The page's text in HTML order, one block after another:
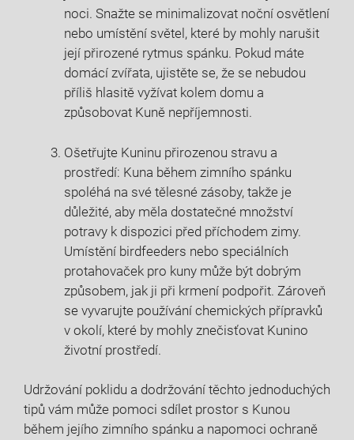
noci. Snažte se minimalizovat noční osvětlení
nebo umístění světel, které by mohly narušit
její přirozené rytmus spánku. Pokud máte
domácí zvířata, ujistěte se, že se nebudou
příliš hlasitě vyžívat kolem domu a
způsobovat Kuně nepříjemnosti.
Ošetřujte Kuninu přirozenou stravu a
prostředí: Kuna během zimního spánku
spoléhá na své tělesné zásoby, takže je
důležité, aby měla dostatečné množství
potravy k dispozici před příchodem zimy.
Umístění birdfeeders nebo speciálních
protahovaček pro kuny může být dobrým
způsobem, jak ji při krmení podpořit. Zároveň
se vyvarujte používání chemických přípravků
v okolí, které by mohly znečisťovat Kunino
životní prostředí.
Udržování poklidu a dodržování těchto jednoduchých
tipů vám může pomoci sdílet prostor s Kunou
během jejího zimního spánku a napomoci ochraně